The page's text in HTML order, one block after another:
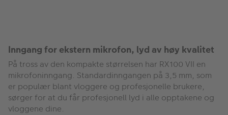
Inngang for ekstern mikrofon, lyd av høy kvalitet
På tross av den kompakte størrelsen har RX100 VII en
mikrofoninngang. Standardinngangen på 3,5 mm, som
er populær blant vloggere og profesjonelle brukere,
sørger for at du får profesjonell lyd i alle opptakene og
vloggene dine.